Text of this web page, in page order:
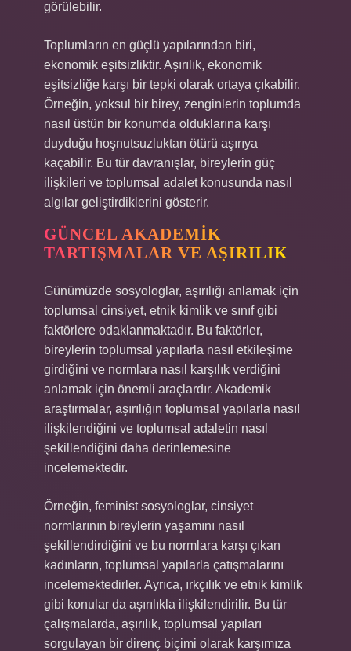
görülebilir.
Toplumların en güçlü yapılarından biri,
ekonomik eşitsizliktir. Aşırılık, ekonomik
eşitsizliğe karşı bir tepki olarak ortaya çıkabilir.
Örneğin, yoksul bir birey, zenginlerin toplumda
nasıl üstün bir konumda olduklarına karşı
duyduğu hoşnutsuzluktan ötürü aşırıya
kaçabilir. Bu tür davranışlar, bireylerin güç
ilişkileri ve toplumsal adalet konusunda nasıl
algılar geliştirdiklerini gösterir.
GÜNCEL AKADEMIK
TARTIŞMALAR VE AŞIRILIK
Günümüzde sosyologlar, aşırılığı anlamak için
toplumsal cinsiyet, etnik kimlik ve sınıf gibi
faktörlere odaklanmaktadır. Bu faktörler,
bireylerin toplumsal yapılarla nasıl etkileşime
girdiğini ve normlara nasıl karşılık verdiğini
anlamak için önemli araçlardır. Akademik
araştırmalar, aşırılığın toplumsal yapılarla nasıl
ilişkilendiğini ve toplumsal adaletin nasıl
şekillendiğini daha derinlemesine
incelemektedir.
Örneğin, feminist sosyologlar, cinsiyet
normlarının bireylerin yaşamını nasıl
şekillendirdiğini ve bu normlara karşı çıkan
kadınların, toplumsal yapılarla çatışmalarını
incelemektedirler. Ayrıca, ırkçılık ve etnik kimlik
gibi konular da aşırılıkla ilişkilendirilir. Bu tür
çalışmalarda, aşırılık, toplumsal yapıları
sorgulayan bir direnç biçimi olarak karşımıza